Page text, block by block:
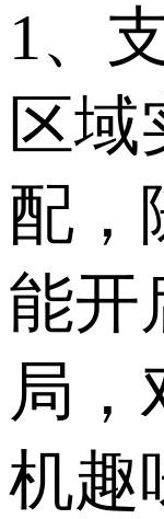
1、
区
配，
能开
局，
机趣